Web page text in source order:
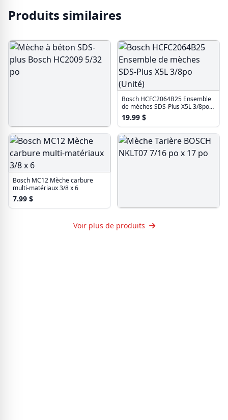
Produits similaires
Mèche à béton SDS-plus Bosch
HC2009 5/32 po
11.99$
Bosch HCFC2064B25 Ensemble
de mèches SDS-Plus X5L 3/8po
(Unité)
19.99 $
Bosch MC12 Mèche carbure
multi-matériaux 3/8 x 6
7.99 $
7/16 po x 17 po
Voir plus de produits